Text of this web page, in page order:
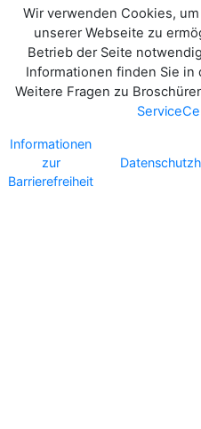
Wir verwenden Cookies,
unserer Webseite zu
Betrieb der Seite
Informationen finden Sie
Weitere Fragen zu
Informationen
zur
Barrierefreiheit